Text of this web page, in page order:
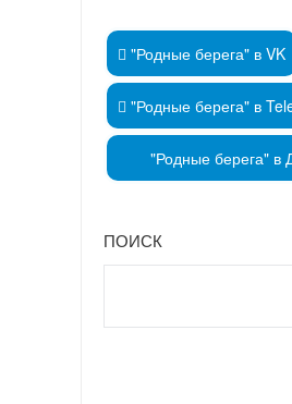
"Родные берега" в VK
"Родные берега" в
"Родные берега" в
ПОИСК